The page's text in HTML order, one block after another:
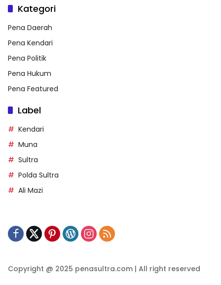
Kategori
Pena Daerah
Pena Kendari
Pena Politik
Pena Hukum
Pena Featured
Label
Kendari
Muna
Sultra
Polda Sultra
Ali Mazi
Copyright @ 2025 penasultra.com | All right reserved